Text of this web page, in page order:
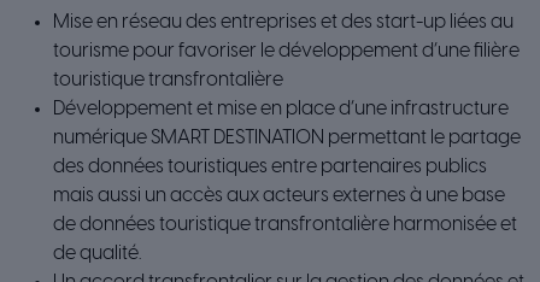
Mise en réseau des entreprises et des start-up liées au
tourisme pour favoriser le développement d’une filière
touristique transfrontalière
Développement et mise en place d’une infrastructure
numérique SMART DESTINATION permettant le partage
des données touristiques entre partenaires publics
mais aussi un accès aux acteurs externes à une base
de données touristique transfrontalière harmonisée et
de qualité.